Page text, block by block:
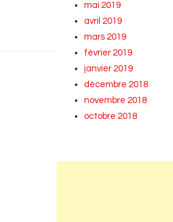
mai 2019
avril 2019
mars 2019
février 2019
janvier 2019
décembre 2018
novembre 2018
octobre 2018